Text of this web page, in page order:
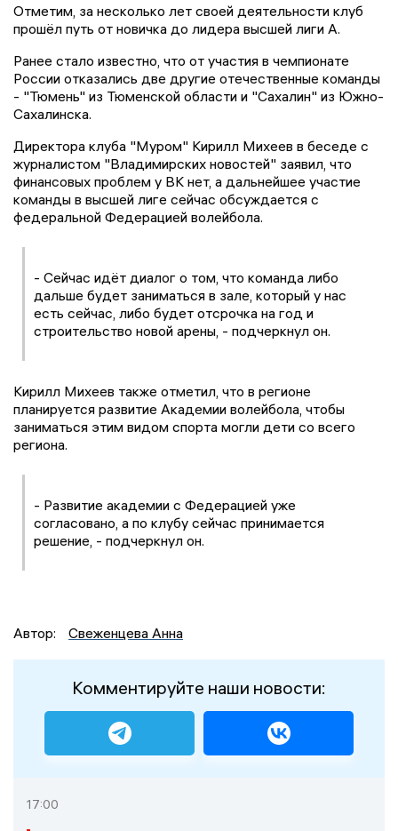
Отметим, за несколько лет своей деятельности клуб
прошёл путь от новичка до лидера высшей лиги А.
Ранее стало известно, что от участия в чемпионате
России отказались две другие отечественные команды
- "Тюмень" из Тюменской области и "Сахалин" из Южно-
Сахалинска.
Директора клуба "Муром" Кирилл Михеев в беседе с
журналистом "Владимирских новостей" заявил, что
финансовых проблем у ВК нет, а дальнейшее участие
команды в высшей лиге сейчас обсуждается с
федеральной Федерацией волейбола.
- Сейчас идёт диалог о том, что команда либо
дальше будет заниматься в зале, который у нас
есть сейчас, либо будет отсрочка на год и
строительство новой арены, - подчеркнул он.
Кирилл Михеев также отметил, что в регионе
планируется развитие Академии волейбола, чтобы
заниматься этим видом спорта могли дети со всего
региона.
- Развитие академии с Федерацией уже
согласовано, а по клубу сейчас принимается
решение, - подчеркнул он.
Автор: Свеженцева Анна
Комментируйте наши новости:
17:00